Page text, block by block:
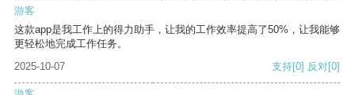
游客
这款app是我工作上的得力助手，让我的工作效率提高了50%，让我能够
更轻松地完成工作任务。
2025-10-07
支持[0] 反对[0]